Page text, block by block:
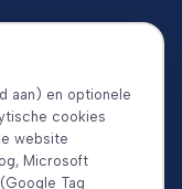
aan) en optionele
cookies
website
Microsoft
Tag